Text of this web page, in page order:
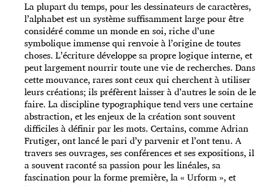
La plupart du temps, pour les dessinateurs de caractères,
l’alphabet est un système suffisamment large pour être
considéré comme un monde en soi, riche d’une
symbolique immense qui renvoie à l’origine de toutes
choses. L’écriture développe sa propre logique interne, et
peut largement nourrir toute une vie de recherches. Dans
cette mouvance, rares sont ceux qui cherchent à utiliser
leurs créations; ils préfèrent laisser à d’autres le soin de le
faire. La discipline typographique tend vers une certaine
abstraction, et les enjeux de la création sont souvent
difficiles à définir par les mots. Certains, comme Adrian
Frutiger, ont lancé le pari d’y parvenir et l’ont tenu. A
travers ses ouvrages, ses conférences et ses expositions, il
a souvent raconté sa passion pour les linéales, sa
fascination pour la forme première, la « Urform », et